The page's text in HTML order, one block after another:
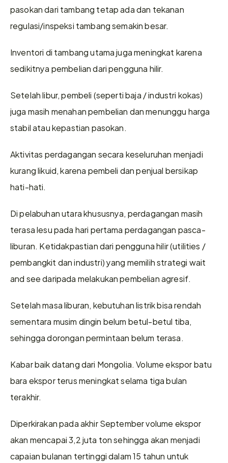
pasokan dari tambang tetap ada dan tekanan
regulasi/inspeksi tambang semakin besar.
Inventori di tambang utama juga meningkat karena
sedikitnya pembelian dari pengguna hilir.
Setelah libur, pembeli (seperti baja / industri kokas)
juga masih menahan pembelian dan menunggu harga
stabil atau kepastian pasokan.
Aktivitas perdagangan secara keseluruhan menjadi
kurang likuid, karena pembeli dan penjual bersikap
hati-hati.
Di pelabuhan utara khususnya, perdagangan masih
terasa lesu pada hari pertama perdagangan pasca-
liburan. Ketidakpastian dari pengguna hilir (utilities /
pembangkit dan industri) yang memilih strategi wait
and see daripada melakukan pembelian agresif.
Setelah masa liburan, kebutuhan listrik bisa rendah
sementara musim dingin belum betul-betul tiba,
sehingga dorongan permintaan belum terasa.
Kabar baik datang dari Mongolia. Volume ekspor batu
bara ekspor terus meningkat selama tiga bulan
terakhir.
Diperkirakan pada akhir September volume ekspor
akan mencapai 3,2 juta ton sehingga akan menjadi
capaian bulanan tertinggi dalam 15 tahun untuk